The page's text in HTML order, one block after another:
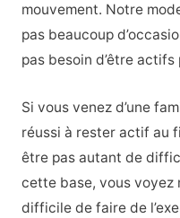
mouvement. Notre
pas beaucoup
pas besoin d’être
Si vous venez d’une
réussi à rester actif au
être pas autant de
cette base, vous voyez
difficile de faire de